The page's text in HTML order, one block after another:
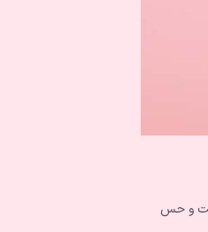
و حس